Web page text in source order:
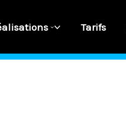
Tarifs